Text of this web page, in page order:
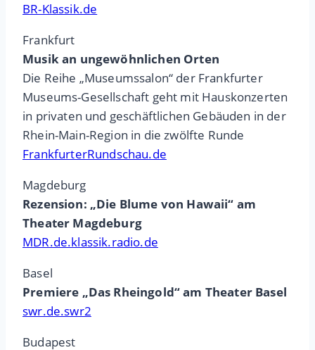
BR-Klassik.de
Frankfurt
Musik an ungewöhnlichen Orten
Die Reihe „Museumssalon“ der Frankfurter
Museums-Gesellschaft geht mit Hauskonzerten
in privaten und geschäftlichen Gebäuden in der
Rhein-Main-Region in die zwölfte Runde
FrankfurterRundschau.de
Magdeburg
Rezension: „Die Blume von Hawaii“ am
Theater Magdeburg
MDR.de.klassik.radio.de
Basel
Premiere „Das Rheingold“ am Theater Basel
swr.de.swr2
Budapest